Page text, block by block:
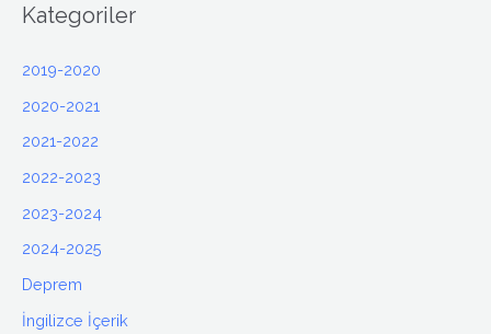
Kategoriler
2019-2020
2020-2021
2021-2022
2022-2023
2023-2024
2024-2025
Deprem
İngilizce İçerik